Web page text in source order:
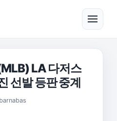
메뉴
LA 다저스
선발 등판 중계
월 6일
barnabas